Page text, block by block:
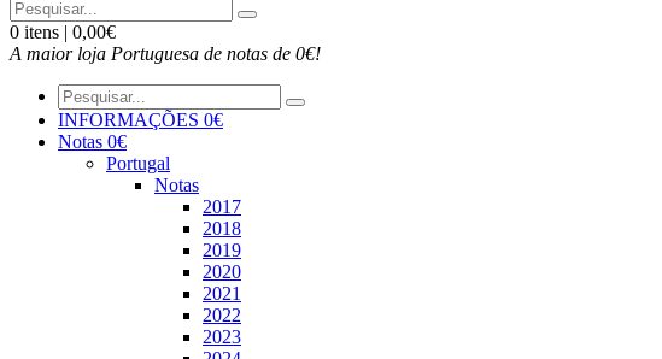
0 itens | 0,00€
A maior loja Portuguesa de notas de 0€!
INFORMAÇÕES 0€
Notas 0€
Portugal
Notas
2017
2018
2019
2020
2021
2022
2023